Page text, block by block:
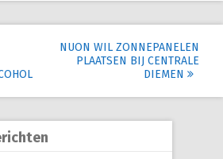
NUON WIL ZONNEPANELEN
PLAATSEN BIJ CENTRALE
DIEMEN